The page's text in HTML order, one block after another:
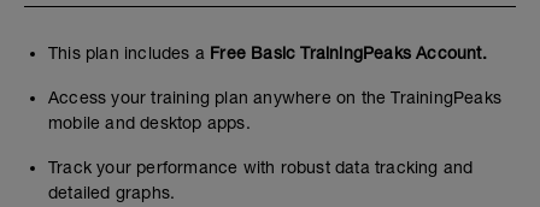
This plan includes a Free Basic TrainingPeaks Account.
Access your training plan anywhere on the TrainingPeaks
mobile and desktop apps.
Track your performance with robust data tracking and
detailed graphs.